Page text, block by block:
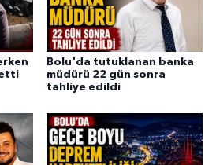
Bolu'da tutuklanan banka
müdürü 22 gün sonra
tahliye edildi